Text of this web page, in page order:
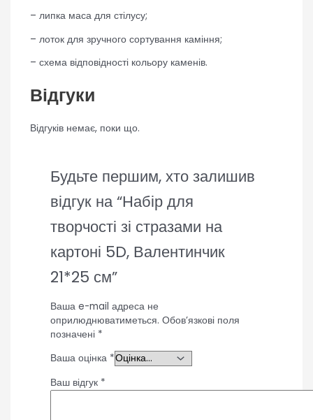
– липка маса для стілусу;
– лоток для зручного сортування каміння;
– схема відповідності кольору каменів.
Відгуки
Відгуків немає, поки що.
Будьте першим, хто залишив
відгук на “Набір для
творчості зі стразами на
картоні 5D, Валентинчик
21*25 см”
Ваша e-mail адреса не
оприлюднюватиметься. Обов’язкові поля
позначені *
Ваша оцінка *
Ваш відгук *